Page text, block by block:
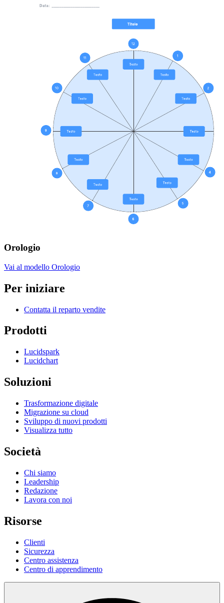
Orologio
Vai al modello Orologio
Per iniziare
Contatta il reparto vendite
Prodotti
Lucidspark
Lucidchart
Soluzioni
Trasformazione digitale
Migrazione su cloud
Sviluppo di nuovi prodotti
Visualizza tutto
Società
Chi siamo
Leadership
Redazione
Lavora con noi
Risorse
Clienti
Sicurezza
Centro assistenza
Centro di apprendimento